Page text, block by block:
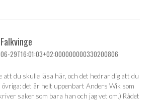
29T16:01:03+02:000000000330200806
att du skulle läsa här, och det hedrar dig att du
övriga: det är helt uppenbart Anders Wik som
saker som bara han och jag vet om.) Rådet